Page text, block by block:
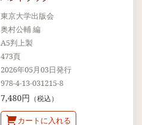
東京大学出版会
奥村公輔 編
A5判上製
473頁
2026年05月03日発行
978-4-13-031215-8
7,480円 （税込）
カートに入れる